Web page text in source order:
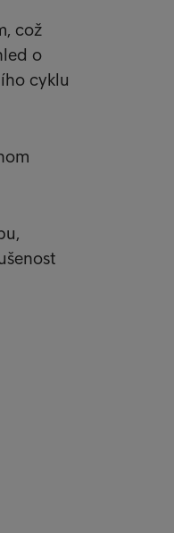
což
o
cyklu